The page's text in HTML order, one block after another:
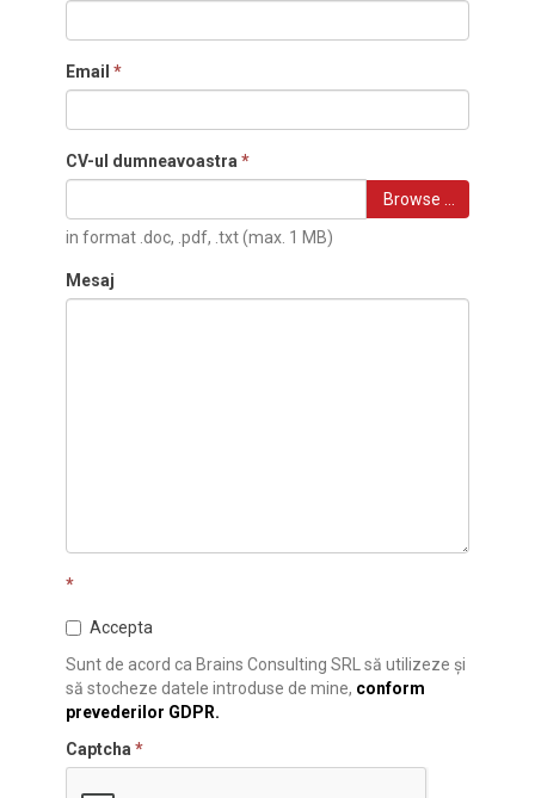
Email *
CV-ul dumneavoastra *
Browse …
in format .doc, .pdf, .txt (max. 1 MB)
Mesaj
*
Accepta
Sunt de acord ca Brains Consulting SRL să utilizeze și
să stocheze datele introduse de mine, conform
prevederilor GDPR.
Captcha *